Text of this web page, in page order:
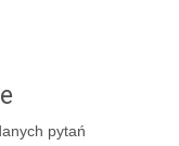
pytań